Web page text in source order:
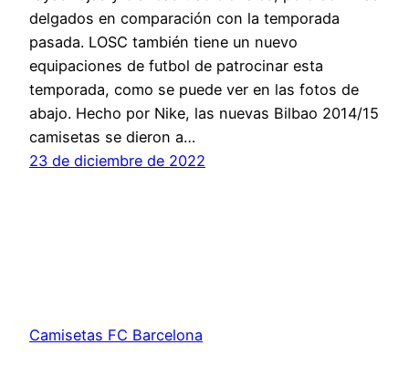
delgados en comparación con la temporada
pasada. LOSC también tiene un nuevo
equipaciones de futbol de patrocinar esta
temporada, como se puede ver en las fotos de
abajo. Hecho por Nike, las nuevas Bilbao 2014/15
camisetas se dieron a…
23 de diciembre de 2022
Camisetas FC Barcelona